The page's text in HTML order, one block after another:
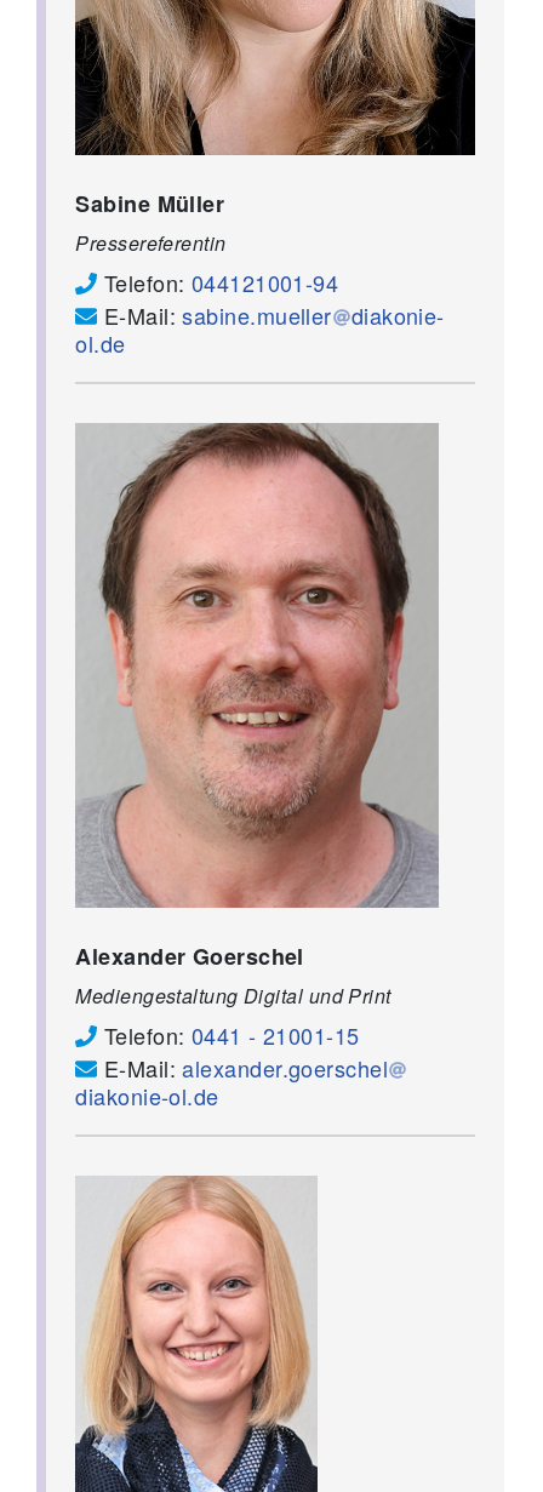
Sabine Müller
Pressereferentin
Telefon: 044121001-94
E-Mail:sabine.mueller
diakonie-
ol.de
Alexander Goerschel
Mediengestaltung Digital und Print
Telefon: 0441 - 21001-15
E-Mail:alexander.goerschel
diakonie-ol.de